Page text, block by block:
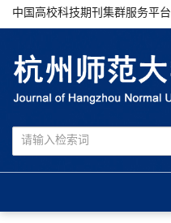
中国高校科技期刊集群服务平台